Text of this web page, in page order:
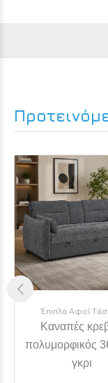
Έπιπλα Αφοί
Καναπές
πολυμορφικός
γκρι